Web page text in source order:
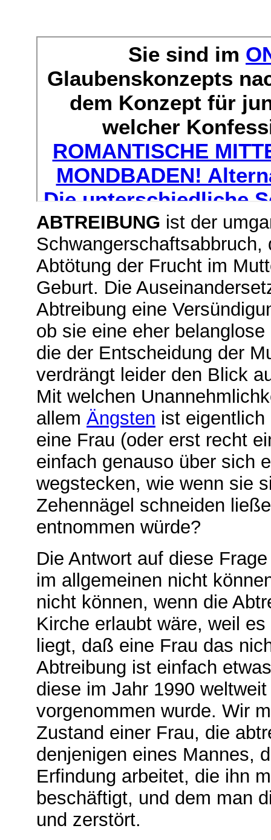
ABTREIBUNG ist der
Abtötung der Frucht im
Geburt. Die
Abtreibung eine
ob sie eine eher
die der Entscheidung der
verdrängt leider den Blick
Mit welchen
allem Ängsten ist eigentlich
eine Frau (oder erst recht
einfach genauso über sich
wegstecken, wie wenn sie
Zehennägel schneiden
entnommen würde?
Die Antwort auf diese
im allgemeinen nicht
nicht können, wenn die
Kirche erlaubt wäre, weil
liegt, daß eine Frau das
Abtreibung ist einfach
diese im Jahr 1990
vorgenommen wurde. Wir
Zustand einer Frau, die
denjenigen eines Mannes,
Erfindung arbeitet, die ihn
beschäftigt, und dem man
und zerstört.